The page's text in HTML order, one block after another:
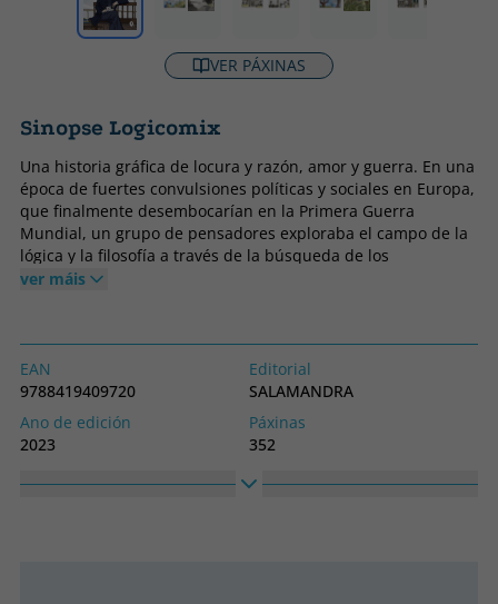
VER PÁXINAS
Sinopse Logicomix
Una historia gráfica de locura y razón, amor y guerra. En una
época de fuertes convulsiones políticas y sociales en Europa,
que finalmente desembocarían en la Primera Guerra
Mundial, un grupo de pensadores exploraba el campo de la
lógica y la filosofía a través de la búsqueda de los
fundamentos de las matemáticas. Narrada por su principal
árida como las matemáticas en una historia apasionante,
una aventura donde confluyen famosos intelectuales de la
talla de Frege, Hilbert, Poincaré, Wittgenstein, Gödel y
Cantor, personajes que marcaron para siempre nuestra
concepción del mundo.La crítica ha dicho... «Logicómix
derrocha originalidad; en sus páginas se produce un rico y
fascinante encuentro entre los mitos, las matemáticas, el
ver máis
EAN
9788419409720
Editorial
SALAMANDRA
Ano de edición
2023
Páxinas
352
Idioma